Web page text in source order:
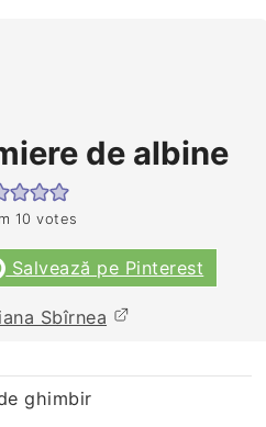
de albine
10 votes
Salvează pe Pinterest
Sbîrnea
ghimbir